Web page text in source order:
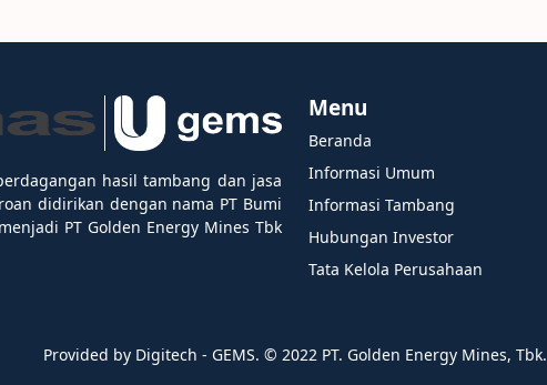
hasil tambang dan jasa
didirikan dengan nama PT Bumi
PT Golden Energy Mines Tbk
Menu
Beranda
Informasi Umum
Informasi Tambang
Hubungan Investor
Tata Kelola Perusahaan
Provided by Digitech - GEMS. ©️ 2022 PT. Golden Energy Mines, Tbk.